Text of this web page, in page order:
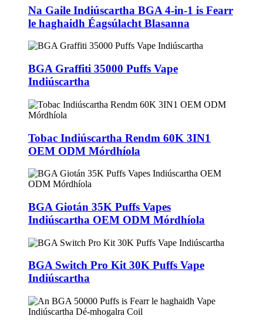
Na Gaile Indiúscartha BGA 4-in-1 is Fearr
le haghaidh Éagsúlacht Blasanna
BGA Graffiti 35000 Puffs Vape
Indiúscartha
Tobac Indiúscartha Rendm 60K 3IN1
OEM ODM Mórdhíola
BGA Giotán 35K Puffs Vapes
Indiúscartha OEM ODM Mórdhíola
BGA Switch Pro Kit 30K Puffs Vape
Indiúscartha